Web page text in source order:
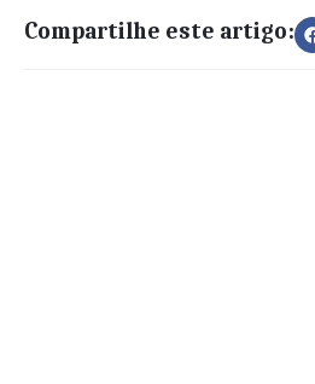
Compartilhe este artigo: